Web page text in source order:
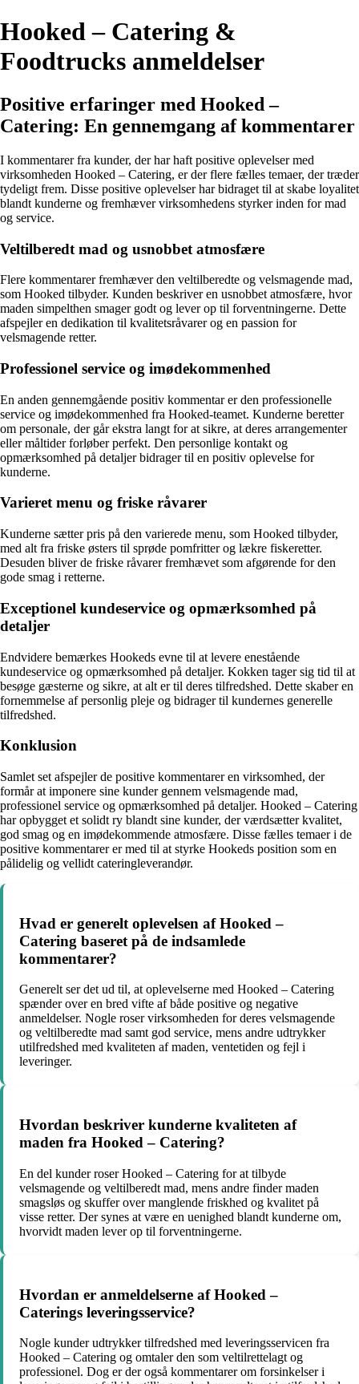
Hooked – Catering &
Foodtrucks anmeldelser
Positive erfaringer med Hooked –
Catering: En gennemgang af kommentarer
I kommentarer fra kunder, der har haft positive oplevelser med
virksomheden Hooked – Catering, er der flere fælles temaer, der træder
tydeligt frem. Disse positive oplevelser har bidraget til at skabe loyalitet
blandt kunderne og fremhæver virksomhedens styrker inden for mad
og service.
Veltilberedt mad og usnobbet atmosfære
Flere kommentarer fremhæver den veltilberedte og velsmagende mad,
som Hooked tilbyder. Kunden beskriver en usnobbet atmosfære, hvor
maden simpelthen smager godt og lever op til forventningerne. Dette
afspejler en dedikation til kvalitetsråvarer og en passion for
velsmagende retter.
Professionel service og imødekommenhed
En anden gennemgående positiv kommentar er den professionelle
service og imødekommenhed fra Hooked-teamet. Kunderne beretter
om personale, der går ekstra langt for at sikre, at deres arrangementer
eller måltider forløber perfekt. Den personlige kontakt og
opmærksomhed på detaljer bidrager til en positiv oplevelse for
kunderne.
Varieret menu og friske råvarer
Kunderne sætter pris på den varierede menu, som Hooked tilbyder,
med alt fra friske østers til sprøde pomfritter og lækre fiskeretter.
Desuden bliver de friske råvarer fremhævet som afgørende for den
gode smag i retterne.
Exceptionel kundeservice og opmærksomhed på
detaljer
Endvidere bemærkes Hookeds evne til at levere enestående
kundeservice og opmærksomhed på detaljer. Kokken tager sig tid til at
besøge gæsterne og sikre, at alt er til deres tilfredshed. Dette skaber en
fornemmelse af personlig pleje og bidrager til kundernes generelle
tilfredshed.
Konklusion
Samlet set afspejler de positive kommentarer en virksomhed, der
formår at imponere sine kunder gennem velsmagende mad,
professionel service og opmærksomhed på detaljer. Hooked – Catering
har opbygget et solidt ry blandt sine kunder, der værdsætter kvalitet,
god smag og en imødekommende atmosfære. Disse fælles temaer i de
positive kommentarer er med til at styrke Hookeds position som en
pålidelig og vellidt cateringleverandør.
Hvad er generelt oplevelsen af Hooked –
Catering baseret på de indsamlede
kommentarer?
Generelt ser det ud til, at oplevelserne med Hooked – Catering
spænder over en bred vifte af både positive og negative
anmeldelser. Nogle roser virksomheden for deres velsmagende
og veltilberedte mad samt god service, mens andre udtrykker
utilfredshed med kvaliteten af maden, ventetiden og fejl i
leveringer.
Hvordan beskriver kunderne kvaliteten af
maden fra Hooked – Catering?
En del kunder roser Hooked – Catering for at tilbyde
velsmagende og veltilberedt mad, mens andre finder maden
smagsløs og skuffer over manglende friskhed og kvalitet på
visse retter. Der synes at være en uenighed blandt kunderne om,
hvorvidt maden lever op til forventningerne.
Hvordan er anmeldelserne af Hooked –
Caterings leveringsservice?
Nogle kunder udtrykker tilfredshed med leveringsservicen fra
Hooked – Catering og omtaler den som veltilrettelagt og
professionel. Dog er der også kommentarer om forsinkelser i